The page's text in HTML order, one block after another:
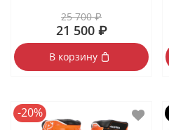
25 700 ₽
21 500 ₽
В корзину
-20%